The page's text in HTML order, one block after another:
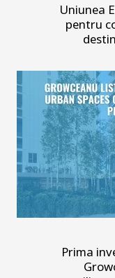
Uniunea
pentru
Prima